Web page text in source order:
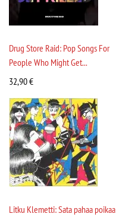
Drug Store Raid: Pop Songs For
People Who Might Get...
32,90€
Litku Klemetti: Sata pahaa poikaa